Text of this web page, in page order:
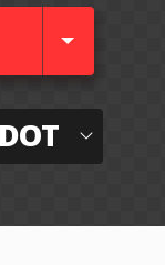
DOT